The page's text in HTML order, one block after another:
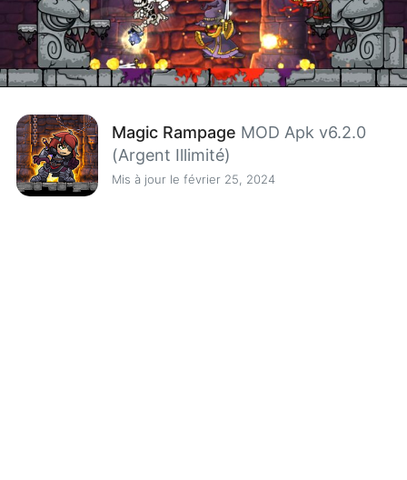
Magic Rampage MOD Apk v6.2.0
(Argent Illimité)
Mis à jour le février 25, 2024